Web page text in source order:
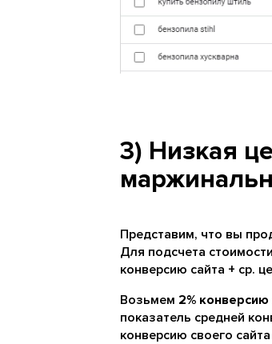
3) Низкая
Представим, что вы
Для подсчета
конверсию сайта + ср.
Возьмем 2% конверсию
показатель средней
конверсию своего